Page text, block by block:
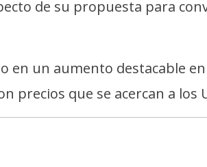
de su propuesta para
en un aumento destacable
precios que se acercan a los